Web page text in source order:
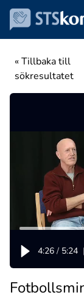
« Tillbaka till
sökresultatet
4:26 / 5:24 |